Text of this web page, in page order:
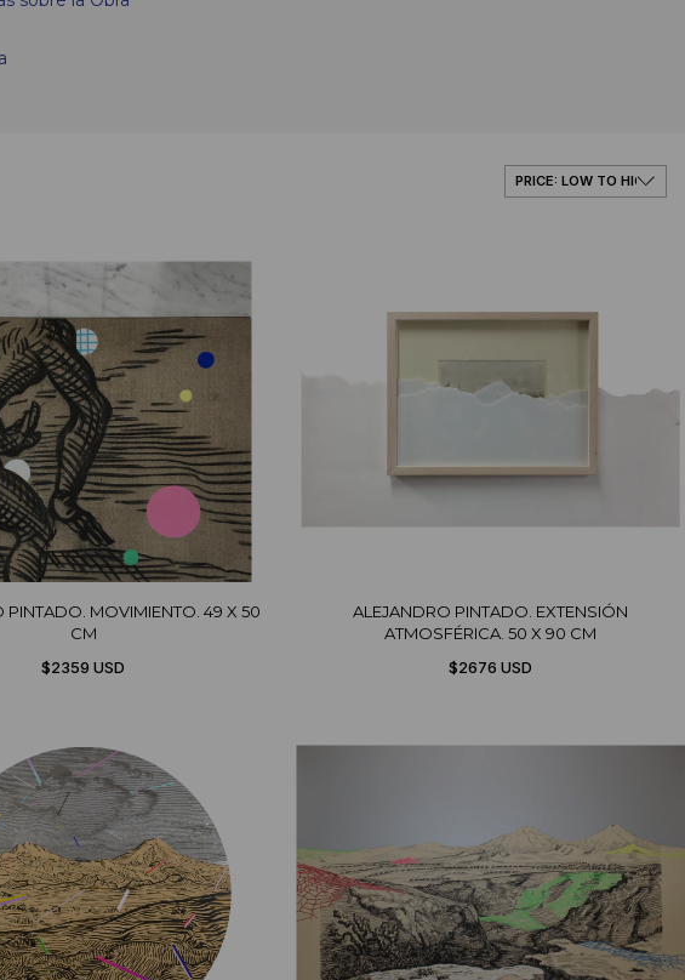
Arróniz, Centro Banamex, CDMX, México
Projects, USA, Centro Banamex, CDMX, México
Solo Show, “Las cosas no son lo que aparentan” Proyecto
proyectos y coinversiones culturales, FONCA, México
PINTADO. MOVIMIENTO. 49 X 50
CM
$2359 USD
ALEJANDRO PINTADO. EXTENSIÓN
ATMOSFÉRICA. 50 X 90 CM
$2676 USD